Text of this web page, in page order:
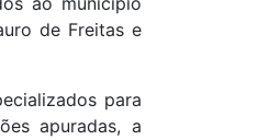
de Freitas e
para
apuradas, a